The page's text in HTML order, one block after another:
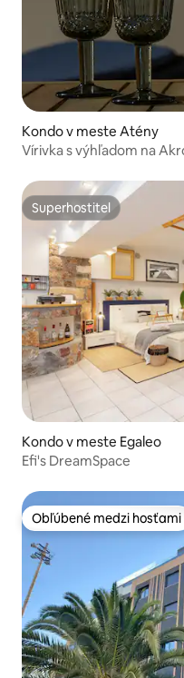
Kondo v meste Atény
Vírivka s výhľadom na
Superhostiteľ
Superhostiteľ
Kondo v meste Egaleo
Efi's DreamSpace
Obľúbené medzi hosťami
Obľúbené medzi hosťami